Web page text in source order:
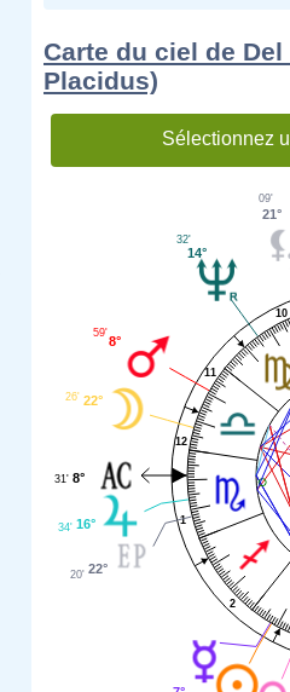
Carte du ciel de
Placidus)
Sélectionnez
1
2
10
11
12
21°
09'
14°
32'
8°
59'
22°
26'
8°
31'
16°
34'
22°
20'